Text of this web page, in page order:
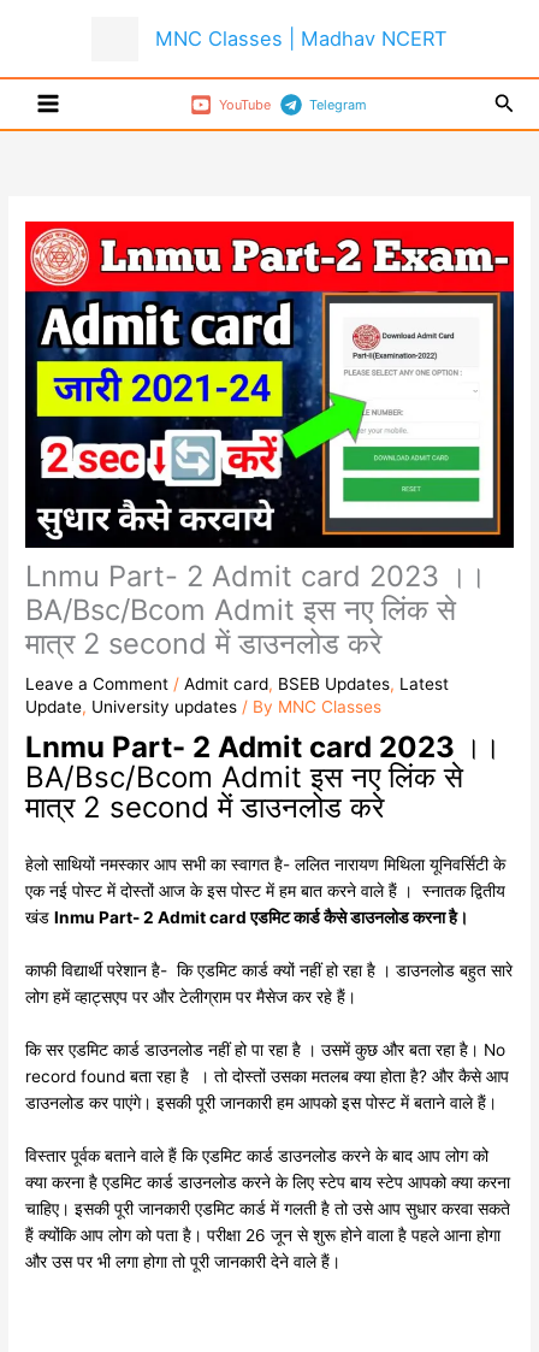
MNC Classes | Madhav NCERT
YouTube Telegram
Lnmu Part- 2 Admit card 2023 ।।
BA/Bsc/Bcom Admit इस नए लिंक से
मात्र 2 second में डाउनलोड करे
Leave a Comment /Admit card, BSEB Updates, Latest
Update, University updates / By MNC Classes
Lnmu Part- 2 Admit card 2023 ।।
BA/Bsc/Bcom Admit इस नए लिंक से
मात्र 2 second में डाउनलोड करे
हेलो साथियों नमस्कार आप सभी का स्वागत है- ललित नारायण मिथिला यूनिवर्सिटी के
एक नई पोस्ट में दोस्तों आज के इस पोस्ट में हम बात करने वाले हैं । स्नातक द्वितीय
खंडlnmu Part- 2 Admit card एडमिट कार्ड कैसे डाउनलोड करना है।
काफी विद्यार्थी परेशान है- कि एडमिट कार्ड क्यों नहीं हो रहा है । डाउनलोड बहुत सारे
लोग हमें व्हाट्सएप पर और टेलीग्राम पर मैसेज कर रहे हैं।
कि सर एडमिट कार्ड डाउनलोड नहीं हो पा रहा है । उसमें कुछ और बता रहा है। No
record found बता रहा है । तो दोस्तों उसका मतलब क्या होता है? और कैसे आप
डाउनलोड कर पाएंगे। इसकी पूरी जानकारी हम आपको इस पोस्ट में बताने वाले हैं।
विस्तार पूर्वक बताने वाले हैं कि एडमिट कार्ड डाउनलोड करने के बाद आप लोग को
क्या करना है एडमिट कार्ड डाउनलोड करने के लिए स्टेप बाय स्टेप आपको क्या करना
चाहिए। इसकी पूरी जानकारी एडमिट कार्ड में गलती है तो उसे आप सुधार करवा सकते
हैं क्योंकि आप लोग को पता है। परीक्षा 26 जून से शुरू होने वाला है पहले आना होगा
और उस पर भी लगा होगा तो पूरी जानकारी देने वाले हैं।